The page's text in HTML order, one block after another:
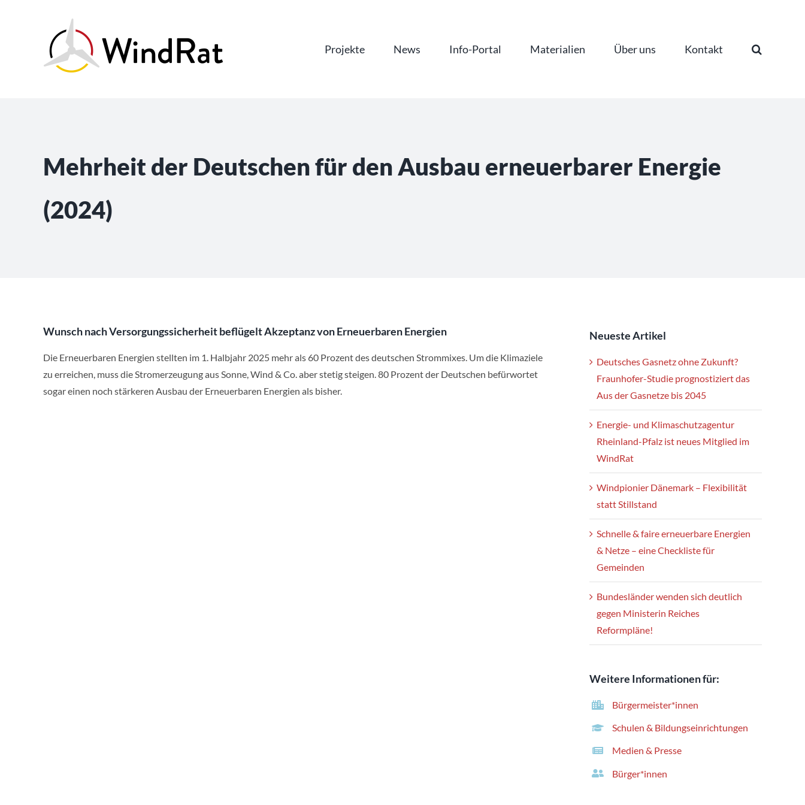
Projekte News Info-Portal Materialien Über uns Kontakt
Mehrheit der Deutschen für den Ausbau erneuerbarer Energie
(2024)
Wunsch nach Versorgungssicherheit beflügelt Akzeptanz von Erneuerbaren Energien
Die Erneuerbaren Energien stellten im 1. Halbjahr 2025 mehr als 60 Prozent des deutschen Strommixes. Um die Klimaziele
zu erreichen, muss die Stromerzeugung aus Sonne, Wind & Co. aber stetig steigen. 80 Prozent der Deutschen befürwortet
sogar einen noch stärkeren Ausbau der Erneuerbaren Energien als bisher.
Neueste Artikel
Deutsches Gasnetz ohne Zukunft?
Fraunhofer-Studie prognostiziert das
Aus der Gasnetze bis 2045
Energie- und Klimaschutzagentur
Rheinland-Pfalz ist neues Mitglied im
WindRat
Windpionier Dänemark – Flexibilität
statt Stillstand
Schnelle & faire erneuerbare Energien
& Netze – eine Checkliste für
Gemeinden
Bundesländer wenden sich deutlich
gegen Ministerin Reiches
Reformpläne!
Weitere Informationen für:
Bürgermeister*innen
Schulen & Bildungseinrichtungen
Medien & Presse
Bürger*innen